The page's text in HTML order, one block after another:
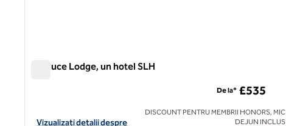
Dunluce Lodge, un hotel SLH
Vizualizați detaliile hotelului pentru Dunluce Lodge, un hotel SLH
Vizualizați detalii despre
De la* £535
DISCOUNT PENTRU MEMBRII HONORS, MIC
DEJUN INCLUS